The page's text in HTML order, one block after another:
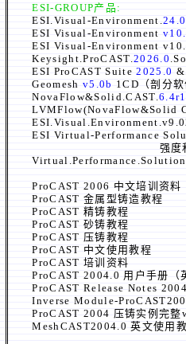
ESI-GROUP产品:
ESI.Visual-Environment. 24.0
ESI Visual-Environment
ESI Visual-Environment
Keysight.ProCAST. 2026.0
ESI ProCAST Suite2025.0
Geomesh v5.0b 1CD（剖分
NovaFlow&Solid.CAST. 6.4r1
LVMFlow(NovaFlow&Solid
ESI.Visual.Environment. v9.
ESI Virtual-Performance
强度和热、NVH（
Virtual.Performance.Solution.
ProCAST 2006 中文培训资料
ProCAST 金属型铸造教程
ProCAST 精铸教程
ProCAST 砂铸教程
ProCAST 压铸教程
ProCAST 中文使用教程
ProCAST 培训资料
ProCAST 2004.0 用户手册（
ProCAST Release Notes
Inverse Module-
ProCAST 2004 压铸实例完整
MeshCAST2004.0 英文使用